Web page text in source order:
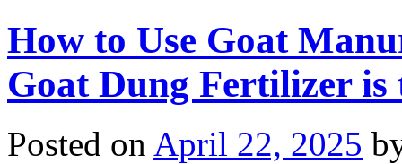
How to Use Goat
Goat Dung Fertilizer is
Posted on April 22, 2025